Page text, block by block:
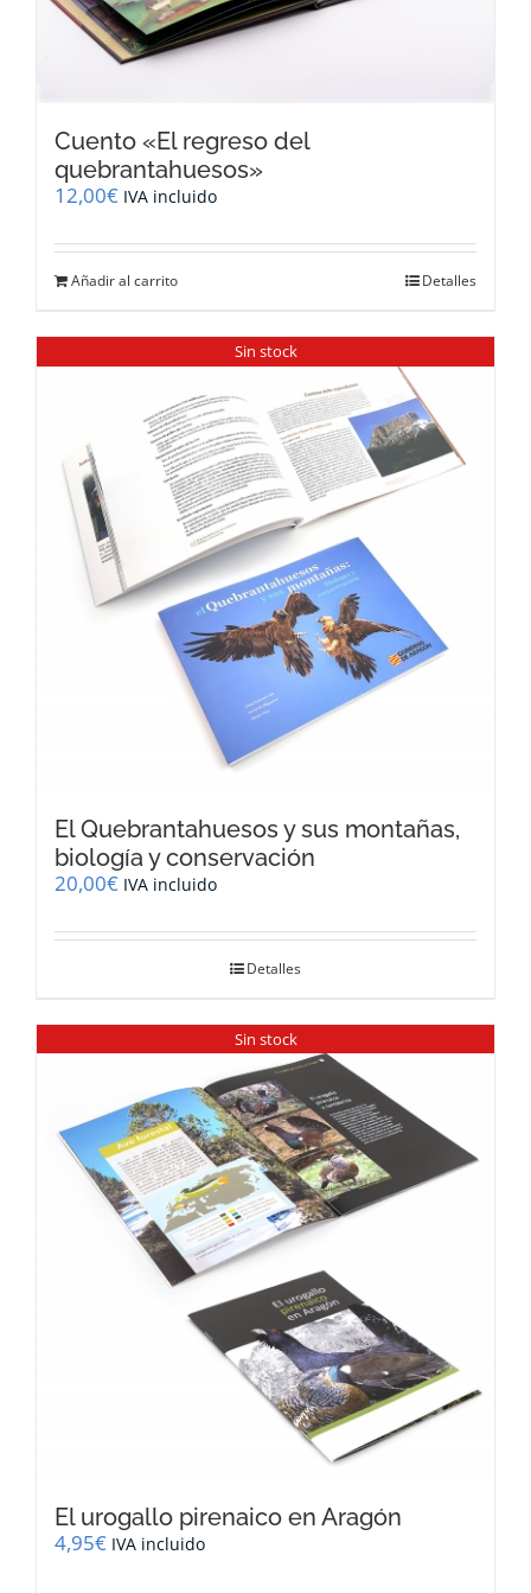
Cuento «El regreso del
quebrantahuesos»
12,00€ IVA incluido
Añadir al carrito Detalles
Sin stock
El Quebrantahuesos y sus montañas,
biología y conservación
20,00€ IVA incluido
Detalles
Sin stock
El urogallo pirenaico en Aragón
4,95€ IVA incluido